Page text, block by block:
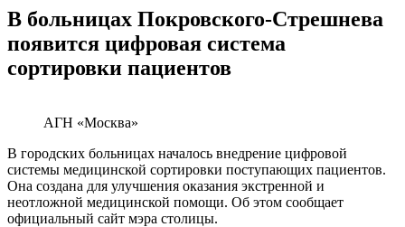
В больницах Покровского-Стрешнева
появится цифровая система
сортировки пациентов
АГН «Москва»
В городских больницах началось внедрение цифровой
системы медицинской сортировки поступающих пациентов.
Она создана для улучшения оказания экстренной и
неотложной медицинской помощи. Об этом сообщает
официальный сайт мэра столицы.